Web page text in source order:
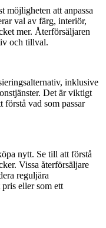
möjligheten att anpassa
val av färg, interiör,
mer. Återförsäljaren
och tillval.
inklusive
Det är viktigt
förstå vad som passar
nytt. Se till att förstå
Vissa återförsäljare
reguljära
eller som ett